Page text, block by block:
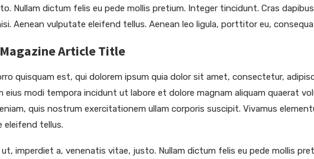
Nullam dictum felis eu pede mollis pretium. Integer tincidunt. Cras
Aenean vulputate eleifend tellus. Aenean leo ligula, porttitor eu,
Article Title
quisquam est, qui dolorem ipsum quia dolor sit amet, consectetur,
eius modi tempora incidunt ut labore et dolore magnam aliquam quaerat
quis nostrum exercitationem ullam corporis suscipit. Vivamus
eleifend tellus.
ut, imperdiet a, venenatis vitae, justo. Nullam dictum felis eu pede mollis